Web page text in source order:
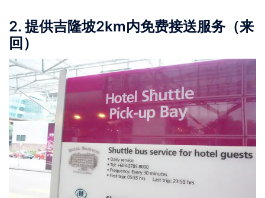
2. 提供吉隆坡2km内免费接送服务（来
回）